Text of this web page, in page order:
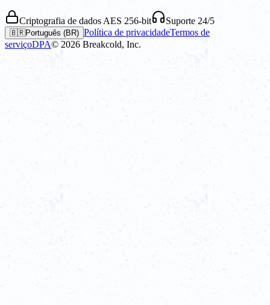
Criptografia de dados AES 256-bit Suporte 24/5
🇧🇷Português (BR) Política de privacidadeTermos de
serviçoDPA© 2026 Breakcold, Inc.